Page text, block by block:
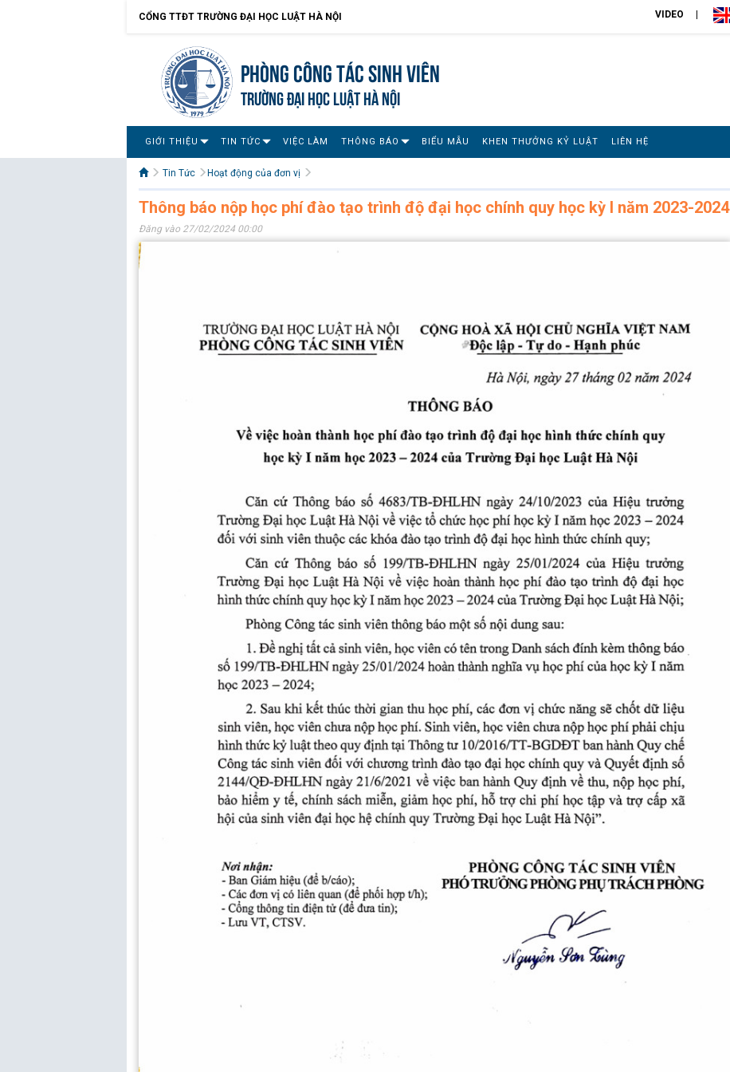
CỔNG TTĐT TRƯỜNG ĐẠI HỌC LUẬT HÀ NỘI VIDEO
Phòng Công tác sinh viên
TRƯỜNG ĐẠI HỌC LUẬT HÀ NỘI
GIỚI THIỆU TIN TỨC VIỆC LÀM THÔNG BÁO BIỂU MẪU KHEN THƯỞNG KỶ LUẬT LIÊN HỆ
Tin Tức Hoạt động của đơn vị
Thông báo nộp học phí đào tạo trình độ đại học chính quy học kỳ I năm 2023-2024
Đăng vào 27/02/2024 00:00